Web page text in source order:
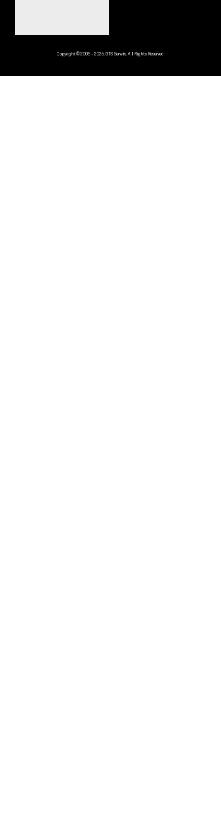
Copyright © 2005 - 2026. GTS Serwis. All Rights Reserved.